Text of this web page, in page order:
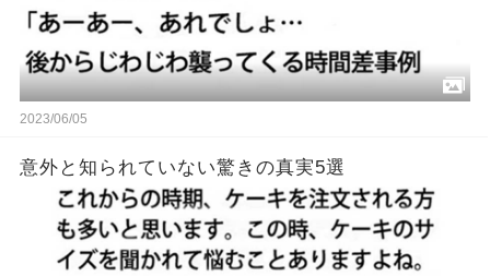
2023/06/05
意外と知られていない驚きの真実5選